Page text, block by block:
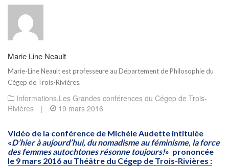
Marie Line Neault
Marie-Line Neault est professeure au Département de Philosophie du
Cégep de Trois-Rivières.
Informations,Les Grandes conférences du Cégep de Trois-
Rivières
| 19 mars 2016
Vidéo de la conférence de Michèle Audette intitulée
«D’hier à aujourd’hui, du nomadisme au féminisme, la force
des femmes autochtones résonne toujours!» prononcée
le 9 mars 2016 au Théâtre du Cégep de Trois-Rivières :